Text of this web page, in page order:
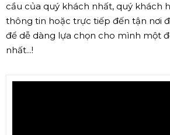
cầu của quý khách nhất, quý khách
thông tin hoặc trực tiếp đến tận nơi
để dễ dàng lựa chọn cho mình một
nhất...!